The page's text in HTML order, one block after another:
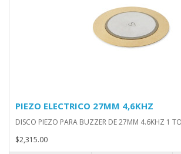
PIEZO ELECTRICO 27MM 4,6KHZ
DISCO PIEZO PARA BUZZER DE 27MM 4.6KHZ 1
$2,315.00